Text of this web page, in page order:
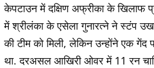
केपटाउन में दक्षिण अफ्रीका के खिलाफ
में श्रीलंका के एसेला गुनारत्ने ने स्टंप
की टीम को मिली, लेकिन उन्होंने एक गेंद
था. दरअसल आखिरी ओवर में 11 रन